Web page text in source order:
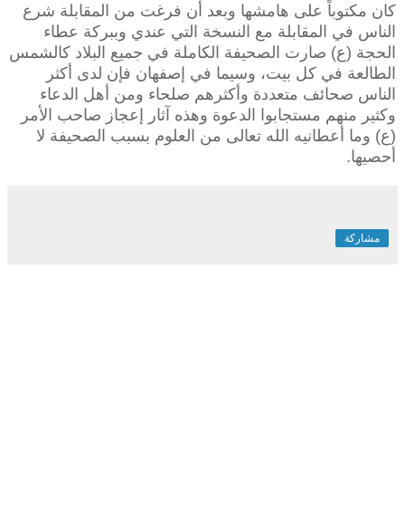
كان مكتوباً على هامشها وبعد أن فرغت من المقابلة شرع
الناس في المقابلة مع النسخة التي عندي وببركة عطاء
الحجة (ع) صارت الصحيفة الكاملة في جميع البلاد كالشمس
الطالعة في كل بيت، وسيما في إصفهان فإن لدى أكثر
الناس صحائف متعددة وأكثرهم صلحاء ومن أهل الدعاء
وكثير منهم مستجابوا الدعوة وهذه آثار إعجاز صاحب الأمر
(ع) وما أعطانيه الله تعالى من العلوم بسبب الصحيفة لا
أحصيها.
مشاركة